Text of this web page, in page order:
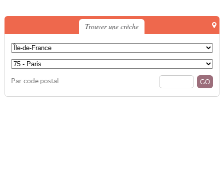
Trouver une crèche
Par code postal